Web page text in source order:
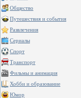
Общество
Путешествия и события
Развлечения
Сериалы
Спорт
Транспорт
Фильмы и анимация
Хобби и образование
Юмор